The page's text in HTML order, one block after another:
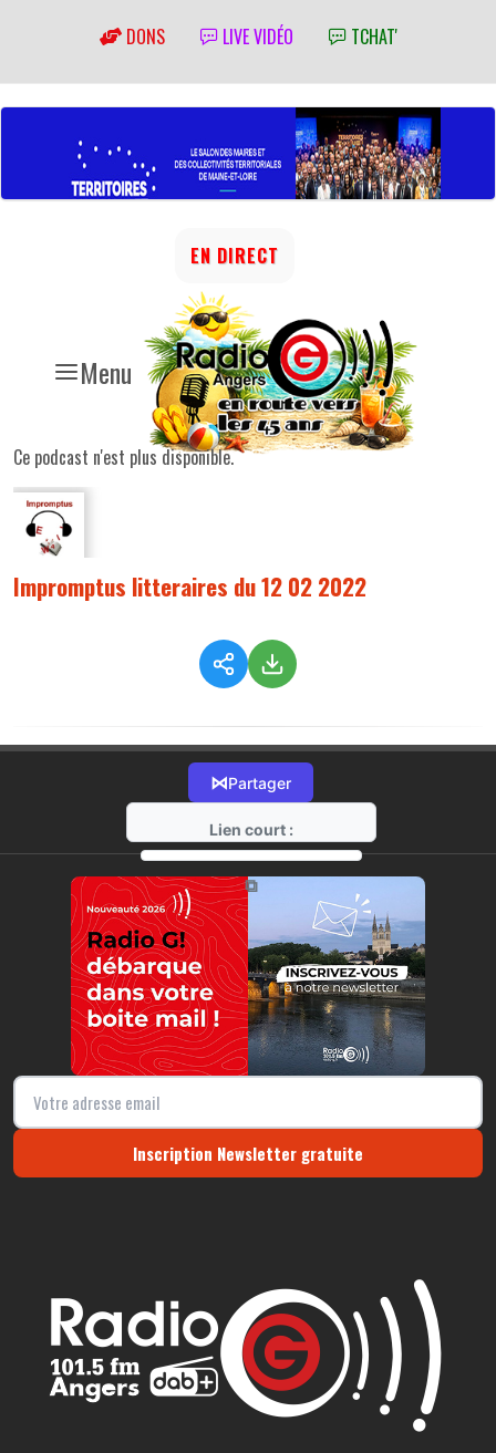
DONS LIVE VIDÉO TCHAT'
Menu
EN DIRECT
Ce podcast n'est plus disponible.
Impromptus litteraires du 12 02 2022
⋈Partager
Lien court :
https://radio-g.fr?7624
⧉
Inscription Newsletter gratuite